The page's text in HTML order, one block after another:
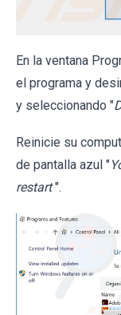
En la ventana
el programa y
y seleccionando "
Reinicie su
de pantalla azul "
restart ".